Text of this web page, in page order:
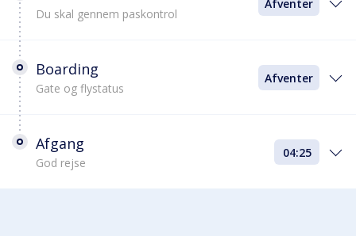
Du skal gennem paskontrol
Afventer
Boarding
Gate og flystatus
Afventer
Afgang
God rejse
04:25